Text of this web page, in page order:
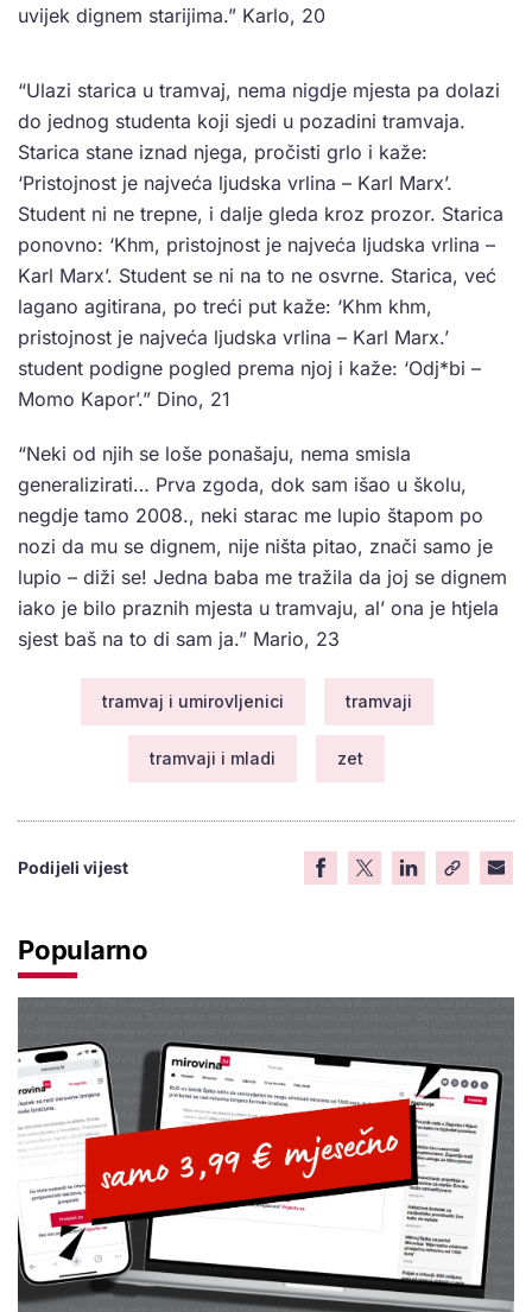
uvijek dignem starijima.” Karlo, 20
“Ulazi starica u tramvaj, nema nigdje mjesta pa dolazi
do jednog studenta koji sjedi u pozadini tramvaja.
Starica stane iznad njega, pročisti grlo i kaže:
‘Pristojnost je najveća ljudska vrlina – Karl Marx’.
Student ni ne trepne, i dalje gleda kroz prozor. Starica
ponovno: ‘Khm, pristojnost je najveća ljudska vrlina –
Karl Marx’. Student se ni na to ne osvrne. Starica, već
lagano agitirana, po treći put kaže: ‘Khm khm,
pristojnost je najveća ljudska vrlina – Karl Marx.’
student podigne pogled prema njoj i kaže: ‘Odj*bi –
Momo Kapor’.” Dino, 21
“Neki od njih se loše ponašaju, nema smisla
generalizirati… Prva zgoda, dok sam išao u školu,
negdje tamo 2008., neki starac me lupio štapom po
nozi da mu se dignem, nije ništa pitao, znači samo je
lupio – diži se! Jedna baba me tražila da joj se dignem
iako je bilo praznih mjesta u tramvaju, al’ ona je htjela
sjest baš na to di sam ja.” Mario, 23
tramvaj i umirovljenici tramvaji
tramvaji i mladi zet
Podijeli vijest
Popularno